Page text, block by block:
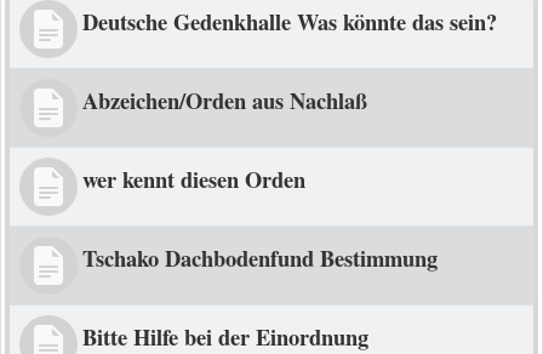
Deutsche Gedenkhalle Was könnte das sein?
Abzeichen/Orden aus Nachlaß
wer kennt diesen Orden
Tschako Dachbodenfund Bestimmung
Bitte Hilfe bei der Einordnung